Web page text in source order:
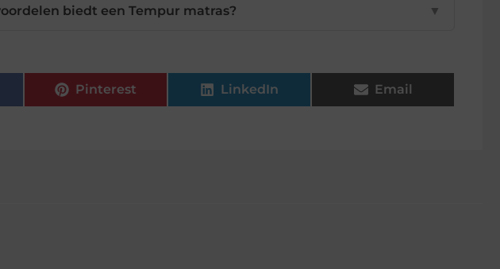
biedt een Tempur matras? ▼
Pinterest LinkedIn Email